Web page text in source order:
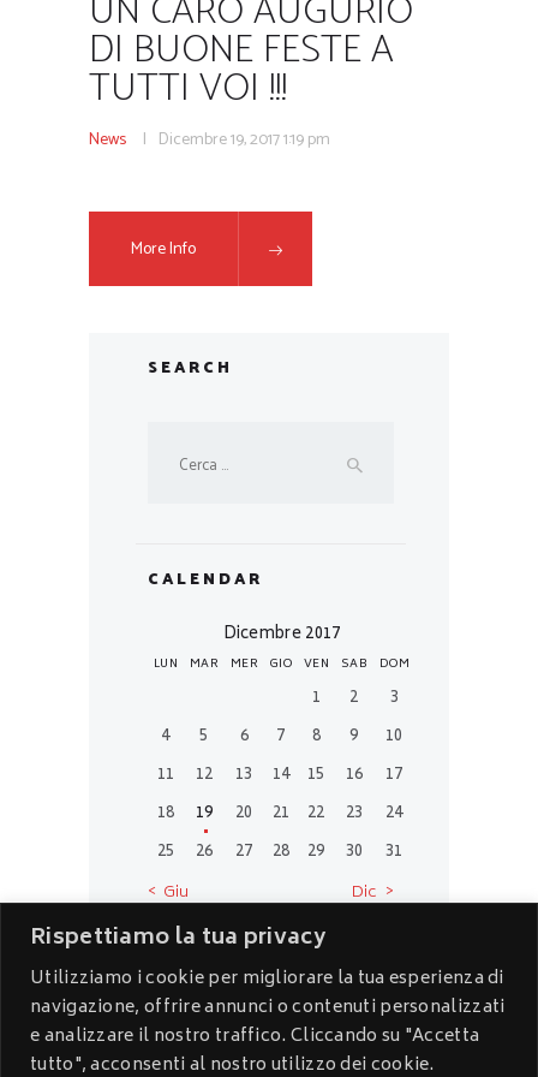
Rispettiamo la tua privacy
Utilizziamo i cookie per migliorare la tua esperienza di
navigazione, offrire annunci o contenuti personalizzati
e analizzare il nostro traffico. Cliccando su "Accetta
tutto", acconsenti al nostro utilizzo dei cookie.
DI BUONE FESTE A
TUTTI VOI !!!
News Dicembre 19, 20171:19 pm
More Info
SEARCH
CALENDAR
Dicembre 2017
LUN MAR MER GIO VEN SAB DOM
1 2
3
4
5 6 7 8 9
10
11
12 13 14 15 16
17
18
19 20 21 22 23
24
25
26 27 28 29 30
31
« Giu
Dic »
Sanitaria © 2026 All vittorio Rights
Reserved. Realized by La Virgola Advertising